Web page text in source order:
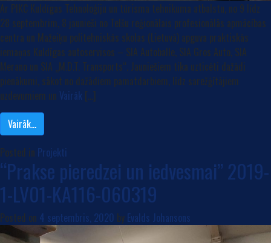
Ar PIKC Kuldīgas Tehnoloģiju un tūrisma tehnikuma atbalstu, no 9 līdz
28 septembrim, 8 jaunieši no Telšu reģionālais profesionālās apmācības
centra un Mažeiķu politehniskās skolas (Lietuvā) apguva praktiskās
iemaņas Kuldīgas autoservisos – SIA Autoballe, SIA Gros Auto, SIA
Merano un SIA „M.D.T. Transports“. Jauniešiem tika uzticēti dažādi
pienākumi, sākot no dažādiem pamatdarbiem, līdz sarežģītājiem
uzdevumiem un Vairāk […]
Vairāk…
Posted in Projekti
“Prakse pieredzei un iedvesmai” 2019-
1-LV01-KA116-060319
Posted on 4 septembris, 2020 by Evalds Johansons